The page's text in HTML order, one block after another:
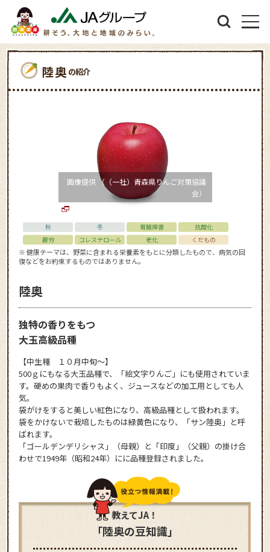
陸奥 の紹介
画像提供 （（一社）青森県りんご対策協議
会）
秋 冬 胃腸障害
抗酸化
疲労
コレステロール 老化 くだもの
※ 健康テーマは、野菜に含まれる栄養素をもとに分類したもので、病気の回
復などをお約束するものではありません。
陸奥
独特の香りをもつ
大玉高級品種
【中生種 １０月中旬～】
500ｇにもなる大玉品種で、「絵文字りんご」にも使用されていま
す。硬めの果肉で香りもよく、ジュースなどの加工用としても人
気。
袋がけをすると美しい紅色になり、高級品種として扱われます。
袋をかけないで栽培したものは緑黄色になり、「サン陸奥」と呼
ばれます。
「ゴールデンデリシャス」（母親）と「印度」（父親）の掛け合
わせで1949年（昭和24年）にに品種登録されました。
教えてJA！
「陸奥の豆知識」